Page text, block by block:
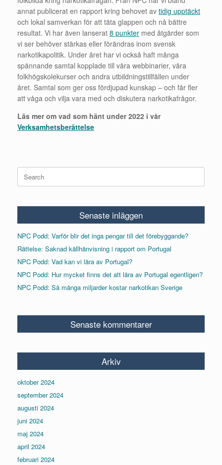
annat publicerat en rapport kring behovet av tidig upptäckt
och lokal samverkan för att täta glappen och nå bättre
resultat. Vi har även lanserat 8 punkter med åtgärder som
vi ser behöver stärkas eller förändras inom svensk
narkotikapolitik. Under året har vi också haft många
spännande samtal kopplade till våra webbinarier, våra
folkhögskolekurser och andra utbildningstillfällen under
året. Samtal som ger oss fördjupad kunskap – och får fler
att våga och vilja vara med och diskutera narkotikafrågor.
Läs mer om vad som hänt under 2022 i vår
Verksamhetsberättelse
Search
for:
Senaste inläggen
NPC Podd: Varför blir det inga pengar till det förebyggande?
Rättelse: Saknad källhänvisning i rapport om Portugal
NPC Podd: Vad kan vi lära av Portugal?
NPC Podd: Hur mycket finns det att lära av Portugal egentligen?
NPC Podd: Så många miljarder kostar narkotikan Sverige
Senaste kommentarer
Arkiv
oktober 2024
september 2024
augusti 2024
juni 2024
maj 2024
april 2024
februari 2024